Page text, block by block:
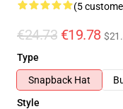
(5
€24.73 €19.78
Type
Snapback Hat
Style